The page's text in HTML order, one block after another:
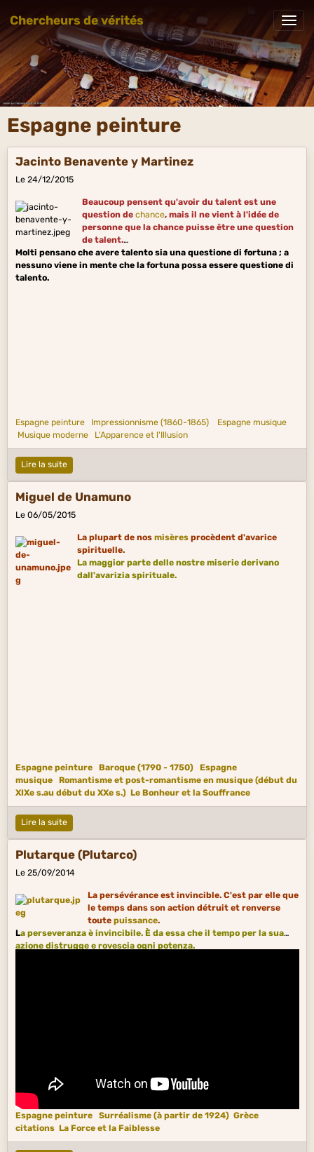
Chercheurs de vérités
Espagne peinture
Jacinto Benavente y Martinez
Le 24/12/2015
Beaucoup pensent qu'avoir du talent est une
question de chance, mais il ne vient à l'idée de
personne que la chance puisse être une question
de talent.
Molti pensano che avere talento sia una questione di fortuna ; a
nessuno viene in mente che la fortuna possa essere questione di
talento.
Espagne peinture Impressionnisme (1860-1865)
Espagne musique
Musique moderne
L'Apparence et l'Illusion
Lire la suite
Miguel de Unamuno
Le 06/05/2015
La plupart de nos misèresprocèdent d'avarice
spirituelle.
La maggior parte delle nostre miserie derivano
dall'avarizia spirituale.
Espagne peinture Baroque (1790 - 1750)
Espagne
musique
Romantisme et post-romantisme en musique (début du
XIXe s.au début du XXe s.) Le Bonheur et la Souffrance
Lire la suite
Plutarque (Plutarco)
Le 25/09/2014
La persévérance est invincible. C'est par elle que
le temps dans son action détruit et renverse
toute puissance.
La perseveranza è invincibile. È da essa che il tempo per la sua
azione distrugge e rovescia ogni potenza.
Espagne peinture Surréalisme (à partir de 1924) Grèce
citations La Force et la Faiblesse